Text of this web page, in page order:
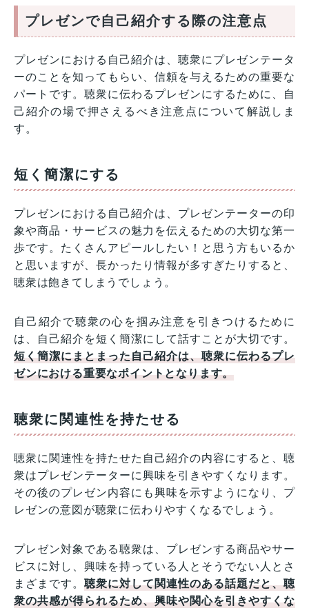
プレゼンで自己紹介する際の注意点
プレゼンにおける自己紹介は、聴衆にプレゼンテータ
ーのことを知ってもらい、信頼を与えるための重要な
パートです。聴衆に伝わるプレゼンにするために、自
己紹介の場で押さえるべき注意点について解説しま
す。
短く簡潔にする
プレゼンにおける自己紹介は、プレゼンテーターの印
象や商品・サービスの魅力を伝えるための大切な第一
歩です。たくさんアピールしたい！と思う方もいるか
と思いますが、長かったり情報が多すぎたりすると、
聴衆は飽きてしまうでしょう。
自己紹介で聴衆の心を掴み注意を引きつけるために
は、自己紹介を短く簡潔にして話すことが大切です。
短く簡潔にまとまった自己紹介は、聴衆に伝わるプレ
ゼンにおける重要なポイントとなります。
聴衆に関連性を持たせる
聴衆に関連性を持たせた自己紹介の内容にすると、聴
衆はプレゼンテーターに興味を引きやすくなります。
その後のプレゼン内容にも興味を示すようになり、プ
レゼンの意図が聴衆に伝わりやすくなるでしょう。
プレゼン対象である聴衆は、プレゼンする商品やサー
ビスに対し、興味を持っている人とそうでない人とさ
まざまです。聴衆に対して関連性のある話題だと、聴
衆の共感が得られるため、興味や関心を引きやすくな